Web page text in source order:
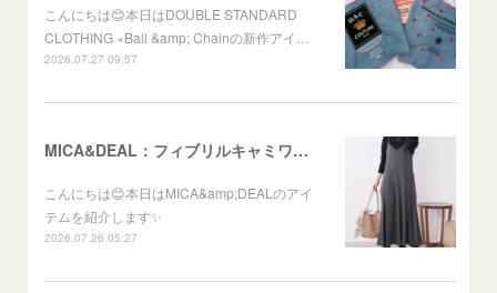
こんにちは😊本日はDOUBLE STANDARD
CLOTHING ×Ball &amp; Chainの新作アイ…
2026.07.27 09:57
MICA&DEAL：フィブリルキャミワンピース
こんにちは😊本日はMICA&amp;DEALのアイ
テムを紹介します✨
2026.07.26 05:27